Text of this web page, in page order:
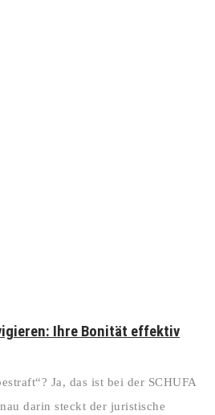
Ihre Bonität effektiv
Ja, das ist bei der SCHUFA
darin steckt der juristische